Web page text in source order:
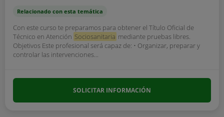
Relacionado con esta temática
Con este curso te preparamos para obtener el Título Oficial de
Técnico en Atención Sociosanitaria mediante pruebas libres.
Objetivos Este profesional será capaz de: • Organizar, preparar y
controlar las intervenciones...
SOLICITAR INFORMACIÓN